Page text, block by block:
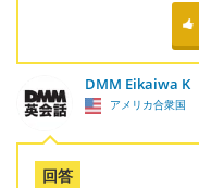
DMM Eikaiwa K
アメリカ合衆国
回答